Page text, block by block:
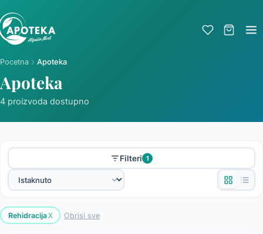
Pocetna Apoteka
Apoteka
4 proizvoda dostupno
Filteri 1
Rehidracijax Obrisi sve